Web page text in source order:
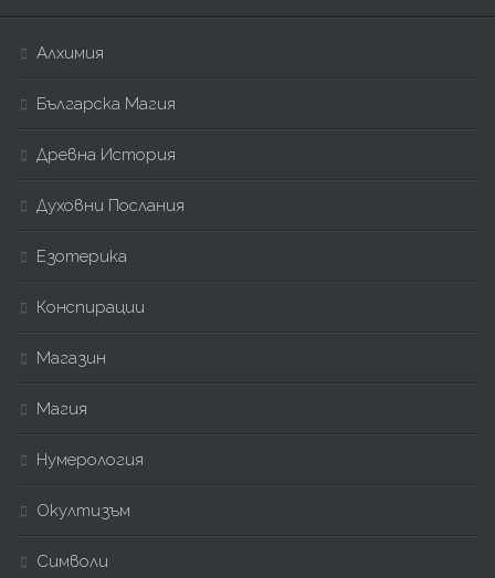
Алхимия
Българска Магия
Древна История
Духовни Послания
Езотерика
Конспирации
Магазин
Магия
Нумерология
Окултизъм
Символи